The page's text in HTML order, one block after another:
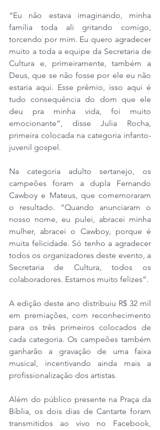
“Eu não estava imaginando, minha
família toda ali gritando comigo,
torcendo por mim. Eu quero agradecer
muito a toda a equipe da Secretaria de
Cultura e, primeiramente, também a
Deus, que se não fosse por ele eu não
estaria aqui. Esse prêmio, isso aqui é
tudo consequência do dom que ele
deu pra minha vida, foi muito
emocionante”, disse Julia Rocha,
primeira colocada na categoria infanto-
juvenil gospel.
Na categoria adulto sertanejo, os
campeões foram a dupla Fernando
Cawboy e Mateus, que comemoraram
o resultado. “Quando anunciaram o
nosso nome, eu pulei, abracei minha
mulher, abracei o Cawboy, porque é
muita felicidade. Só tenho a agradecer
todos os organizadores deste evento, a
Secretaria de Cultura, todos os
colaboradores. Estamos muito felizes”.
A edição deste ano distribuiu R$ 32 mil
em premiações, com reconhecimento
para os três primeiros colocados de
cada categoria. Os campeões também
ganharão a gravação de uma faixa
musical, incentivando ainda mais a
profissionalização dos artistas.
Além do público presente na Praça da
Bíblia, os dois dias de Cantarte foram
transmitidos ao vivo no Facebook,